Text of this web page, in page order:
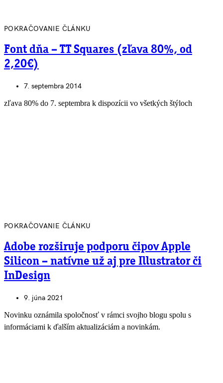
POKRAČOVANIE ČLÁNKU
Font dňa – TT Squares (zľava 80%, od
2,20€)
7. septembra 2014
zľava 80% do 7. septembra k dispozícii vo všetkých štýloch
POKRAČOVANIE ČLÁNKU
Adobe rozširuje podporu čipov Apple
Silicon – natívne už aj pre Illustrator či
InDesign
9. júna 2021
Novinku oznámila spoločnosť v rámci svojho blogu spolu s
informáciami k ďalším aktualizáciám a novinkám.